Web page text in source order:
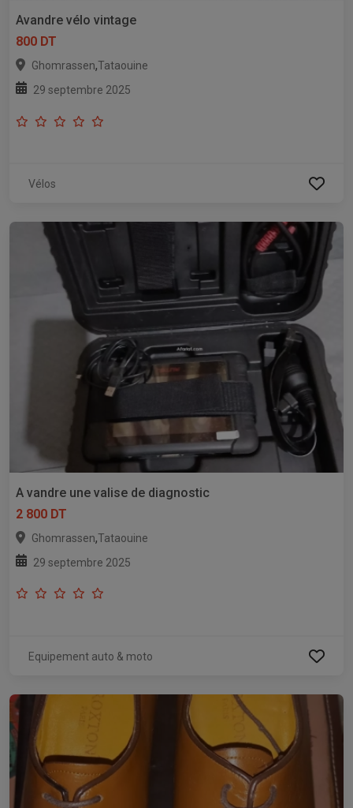
Avandre vélo vintage
800 DT
Ghomrassen,Tataouine
29 septembre 2025
Vélos
A vandre une valise de diagnostic
2 800 DT
Ghomrassen,Tataouine
29 septembre 2025
Equipement auto & moto